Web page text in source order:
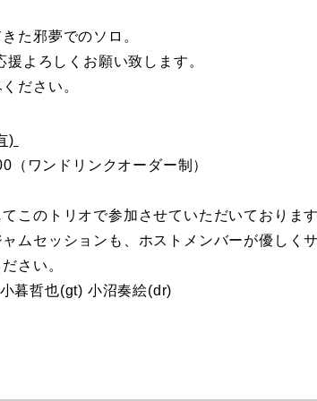
た邪夢でのソロ。
よろしくお願い致します。
ださい。
)
ワンドリンクオーダー制）
このトリオで参加させていただいております
ムセッションも、ホストメンバーが優しく
さい。
暮哲也(gt) 小沼奏絵(dr)